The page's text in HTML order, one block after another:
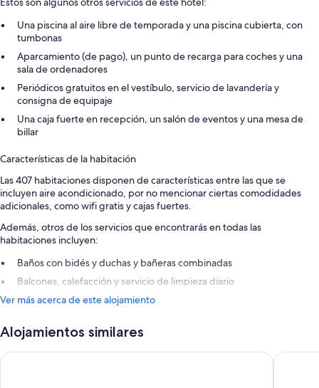
Una piscina al aire libre de temporada y una piscina cubierta, con
tumbonas
Aparcamiento (de pago), un punto de recarga para coches y una
sala de ordenadores
Periódicos gratuitos en el vestíbulo, servicio de lavandería y
consigna de equipaje
Una caja fuerte en recepción, un salón de eventos y una mesa de
billar
Características de la habitación
Las 407 habitaciones disponen de características entre las que se
incluyen aire acondicionado, por no mencionar ciertas comodidades
adicionales, como wifi gratis y cajas fuertes.
Además, otros de los servicios que encontrarás en todas las
habitaciones incluyen:
Baños con bidés y duchas y bañeras combinadas
Balcones, calefacción y servicio de limpieza diario
Ver más acerca de este alojamiento
Alojamientos similares
Hotel Sunna Benicassim Hotel